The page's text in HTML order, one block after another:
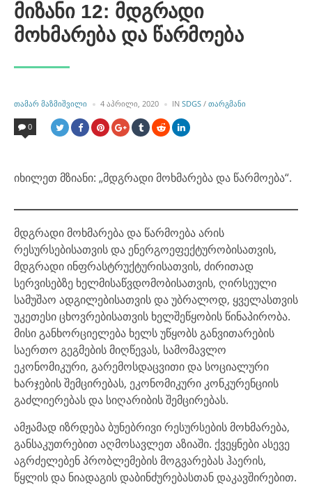
მიზანი 12: მდგრადი
მოხმარება და წარმოება
POSTED
BY
ᲗᲐᲛᲐᲠ ᲛᲐᲖᲛᲘᲨᲕᲘᲚᲘ 4 ᲐᲞᲠᲘᲚᲘ, 2020 IN POSTED
IN
SDGS / ᲗᲐᲠᲒᲛᲐᲜᲘ
0
იხილეთ მზიანი: „მდგრადი მოხმარება და წარმოება“.
მდგრადი მოხმარება და წარმოება არის
რესურსებისათვის და ენერგოეფექტურობისათვის,
მდგრადი ინფრასტრუქტურისათვის, ძირითად
სერვისებზე ხელმისაწვდომობისათვის, ღირსეული
სამუშაო ადგილებისათვის და უბრალოდ, ყველასთვის
უკეთესი ცხოვრებისათვის ხელშეწყობის წინაპირობა.
მისი განხორციელება ხელს უწყობს განვითარების
საერთო გეგმების მიღწევას, სამომავლო
ეკონომიკური, გარემოსდაცვითი და სოციალური
ხარჯების შემცირებას, ეკონომიკური კონკურენციის
გაძლიერებას და სიღარიბის შემცირებას.
ამჟამად იზრდება ბუნებრივი რესურსების მოხმარება,
განსაკუთრებით აღმოსავლეთ აზიაში. ქვეყნები ასევე
აგრძელებენ პრობლემების მოგვარებას ჰაერის,
წყლის და ნიადაგის დაბინძურებასთან დაკავშირებით.